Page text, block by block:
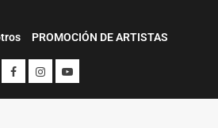
PROMOCIÓN DE ARTISTAS